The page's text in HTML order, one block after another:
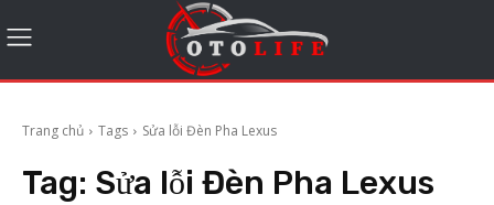
Trang chủ Tags Sửa lỗi Đèn Pha Lexus
Tag: Sửa lỗi Đèn Pha Lexus